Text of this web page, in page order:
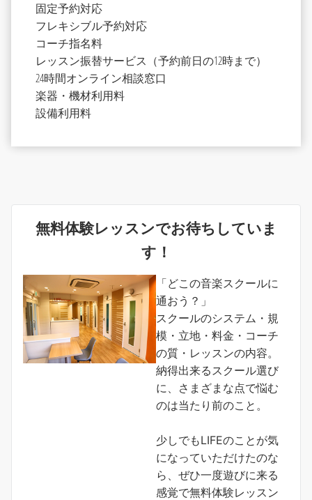
固定予約対応
フレキシブル予約対応
コーチ指名料
レッスン振替サービス（予約前日の12時まで）
24時間オンライン相談窓口
楽器・機材利用料
設備利用料
無料体験レッスンでお待ちしていま
す！
「どこの音楽スクールに
通おう？」
スクールのシステム・規
模・立地・料金・コーチ
の質・レッスンの内容。
納得出来るスクール選び
に、さまざまな点で悩む
のは当たり前のこと。
少しでもLIFEのことが気
になっていただけたのな
ら、ぜひ一度遊びに来る
感覚で無料体験レッスン